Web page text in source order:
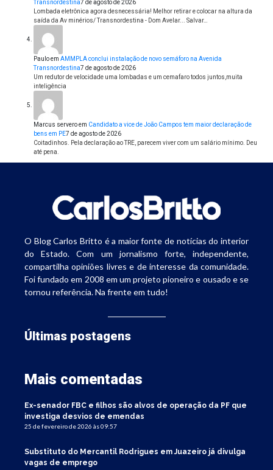
Transnordestina7 de agosto de 2026
Lombada eletrônica agora desnecessária! Melhor retirar e colocar na altura da
saída da Av minérios/ Transnordestina - Dom Avelar... Salvar…
Pauloem AMMPLA conclui instalação de novo semáforo na Avenida
Transnordestina7 de agosto de 2026
Um redutor de velocidade uma lombadas e um cemafaro todos juntos,muita
inteligência
Marcus serveroem Candidato a vice de João Campos tem maior declaração de
bens em PE7 de agosto de 2026
Coitadinhos. Pela declaração ao TRE, parecem viver com um salário mínimo. Deu
até pena.
O Blog Carlos Britto é a maior fonte de notícias do interior
do Estado. Com um jornalismo forte, independente,
compartilha opiniões livres e de interesse da comunidade.
Foi fundado em 2008 em um projeto pioneiro e ousado e se
tornou referência. Na frente em tudo!
Últimas postagens
Mais comentadas
Ex-senador FBC e filhos são alvos de operação da PF que
investiga desvios de emendas
25 de fevereiro de 2026 às 09:57
Substituto do Mercantil Rodrigues em Juazeiro já divulga
vagas de emprego